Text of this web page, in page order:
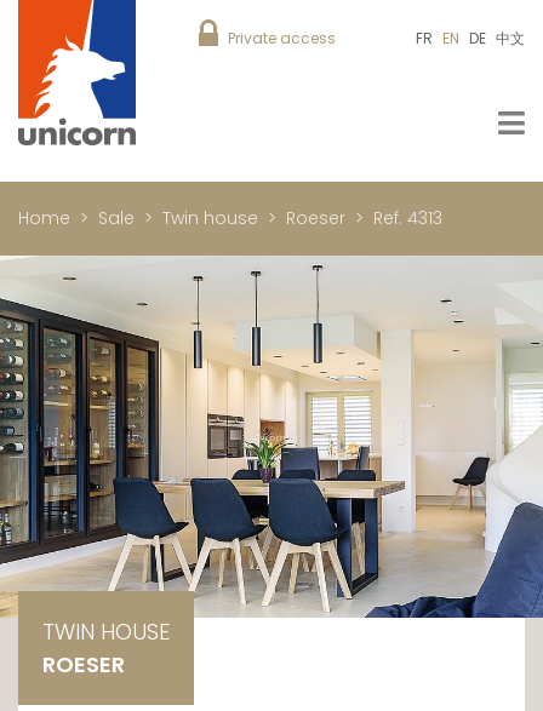
Private access FR EN DE 中文
Home Sale Twin house Roeser Ref. 4313
TWIN HOUSE
ROESER